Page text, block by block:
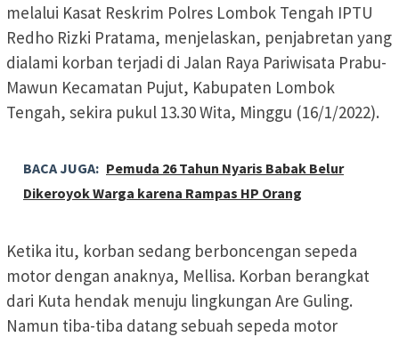
melalui Kasat Reskrim Polres Lombok Tengah IPTU
Redho Rizki Pratama, menjelaskan, penjabretan yang
dialami korban terjadi di Jalan Raya Pariwisata Prabu-
Mawun Kecamatan Pujut, Kabupaten Lombok
Tengah, sekira pukul 13.30 Wita, Minggu (16/1/2022).
BACA JUGA: Pemuda 26 Tahun Nyaris Babak Belur
Dikeroyok Warga karena Rampas HP Orang
Ketika itu, korban sedang berboncengan sepeda
motor dengan anaknya, Mellisa. Korban berangkat
dari Kuta hendak menuju lingkungan Are Guling.
Namun tiba-tiba datang sebuah sepeda motor